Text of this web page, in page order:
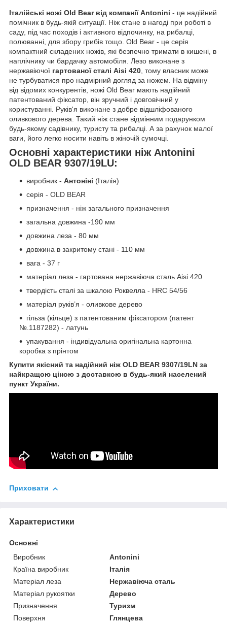
Італійські ножі Old Bear від компанії Antonini - це надійний
помічник в будь-якій ситуації. Ніж стане в нагоді при роботі в
саду, під час походів і активного відпочинку, на рибалці,
полюванні, для збору грибів тощо. Old Bear - це серія
компактний складених ножів, які безпечно тримати в кишені, в
наплічнику чи бардачку автомобіля.
Лезо виконане з
нержавіючої гартованої сталі Aisi 420 , тому власник може
не турбуватися про надмірний догляд за ножем. На відміну
від відомих конкурентів, ножі Old Bear мають надійний
патентований фіксатор, він зручний і довговічний у
користуванні. Руків'я виконане з добре відшліфованого
оливкового дерева. Такий ніж стане відмінним подарунком
будь-якому садівнику, туристу та рибалці. А за рахунок малої
ваги, його легко носити навіть в жіночій сумочці.
Основні характеристики ніж Antonini
OLD BEAR 9307/19LU:
виробник - Антоніні (Італія)
серія - OLD BEAR
призначення - ніж загального призначення
загальна довжина -190 мм
довжина леза - 80 мм
довжина в закритому стані - 110 мм
вага - 37 г
матеріал леза - гартована нержавіюча сталь Aisi 420
твердість сталі за шкалою Роквелла - HRC 54/56
матеріал руків’я - оливкове дерево
гільза (кільце) з патентованим фіксатором (патент
№.1187282) - латунь
упакування - індивідуальна оригінальна картонна
коробка з прінтом
Купити якісний та надійний ніж OLD BEAR 9307/19LN за
найкращою ціною з доставкою в будь-який населений
пункт України.
Приховати
Характеристики
Основні
Виробник
Antonini
Країна виробник
Італія
Матеріал леза
Нержавіюча сталь
Матеріал рукоятки
Дерево
Призначення
Туризм
Поверхня
Глянцева